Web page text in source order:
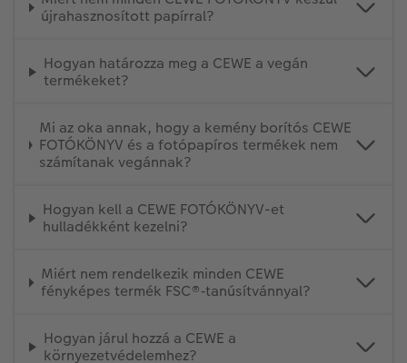
újrahasznosított papírral?
Hogyan határozza meg a CEWE a vegán
termékeket?
Mi az oka annak, hogy a kemény borítós CEWE
FOTÓKÖNYV és a fotópapíros termékek nem
számítanak vegánnak?
Hogyan kell a CEWE FOTÓKÖNYV-et
hulladékként kezelni?
Miért nem rendelkezik minden CEWE
fényképes termék FSC®‑tanúsítvánnyal?
Hogyan járul hozzá a CEWE a
környezetvédelemhez?